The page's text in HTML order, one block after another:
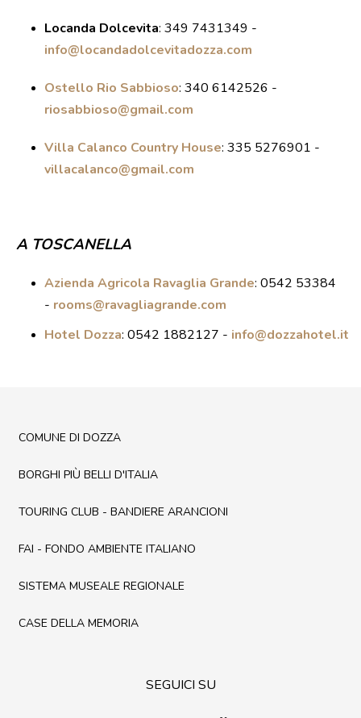
Locanda Dolcevita: 349 7431349 -
info@locandadolcevitadozza.com
Ostello Rio Sabbioso: 340 6142526 -
riosabbioso@gmail.com
Villa Calanco Country House: 335 5276901 -
villacalanco@gmail.com
A TOSCANELLA
Azienda Agricola Ravaglia Grande: 0542 53384
- rooms@ravagliagrande.com
Hotel Dozza: 0542 1882127 - info@dozzahotel.it
COMUNE DI DOZZA
BORGHI PIÙ BELLI D'ITALIA
TOURING CLUB - BANDIERE ARANCIONI
FAI - FONDO AMBIENTE ITALIANO
SISTEMA MUSEALE REGIONALE
CASE DELLA MEMORIA
SEGUICI SU